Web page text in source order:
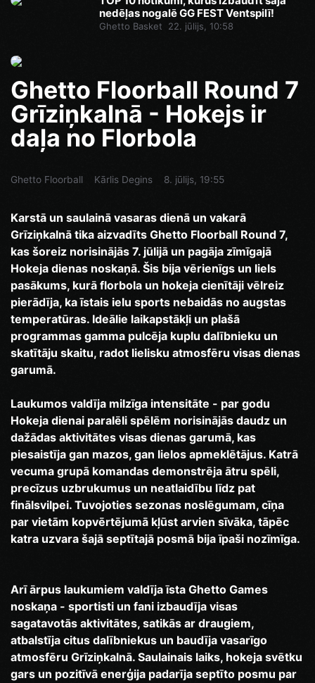
nedēļas nogalē GG FEST Ventspilī!
Ghetto Basket 22. jūlijs, 10:58
Ghetto Floorball Round 7
Grīziņkalnā - Hokejs ir
daļa no Florbola
Ghetto Floorball Kārlis Degins 8. jūlijs, 19:55
Karstā un saulainā vasaras dienā un vakarā
Grīziņkalnā tika aizvadīts Ghetto Floorball Round 7,
kas šoreiz norisinājās 7. jūlijā un pagāja zīmīgajā
Hokeja dienas noskaņā. Šis bija vērienīgs un liels
pasākums, kurā florbola un hokeja cienītāji vēlreiz
pierādīja, ka īstais ielu sports nebaidās no augstas
temperatūras. Ideālie laikapstākļi un plašā
programmas gamma pulcēja kuplu dalībnieku un
skatītāju skaitu, radot lielisku atmosfēru visas dienas
garumā.
Laukumos valdīja milzīga intensitāte - par godu
Hokeja dienai paralēli spēlēm norisinājās daudz un
dažādas aktivitātes visas dienas garumā, kas
piesaistīja gan mazos, gan lielos apmeklētājus. Katrā
vecuma grupā komandas demonstrēja ātru spēli,
precīzus uzbrukumus un neatlaidību līdz pat
finālsvilpei. Tuvojoties sezonas noslēgumam, cīņa
par vietām kopvērtējumā kļūst arvien sīvāka, tāpēc
katra uzvara šajā septītajā posmā bija īpaši nozīmīga.
Arī ārpus laukumiem valdīja īsta Ghetto Games
noskaņa - sportisti un fani izbaudīja visas
sagatavotās aktivitātes, satikās ar draugiem,
atbalstīja citus dalībniekus un baudīja vasarīgo
atmosfēru Grīziņkalnā. Saulainais laiks, hokeja svētku
gars un pozitīvā enerģija padarīja septīto posmu par